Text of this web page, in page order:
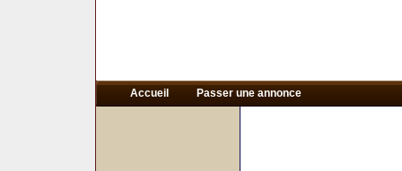
Accueil Passer une annonce